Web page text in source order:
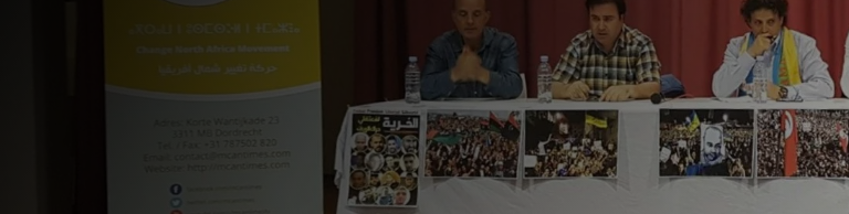
حركة تغيير شمال إفريقيا